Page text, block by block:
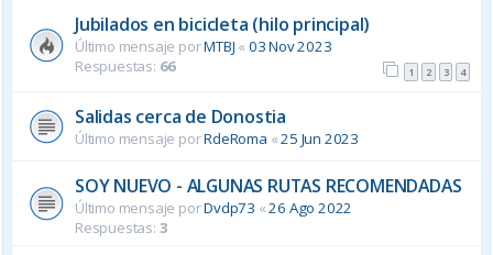
Jubilados en bicicleta (hilo principal)
Último mensaje porMTBJ « 03 Nov 2023
Respuestas: 66 1 2 3 4
Salidas cerca de Donostia
Último mensaje porRdeRoma «25 Jun 2023
SOY NUEVO - ALGUNAS RUTAS RECOMENDADAS
Último mensaje porDvdp73 «26 Ago 2022
Respuestas: 3